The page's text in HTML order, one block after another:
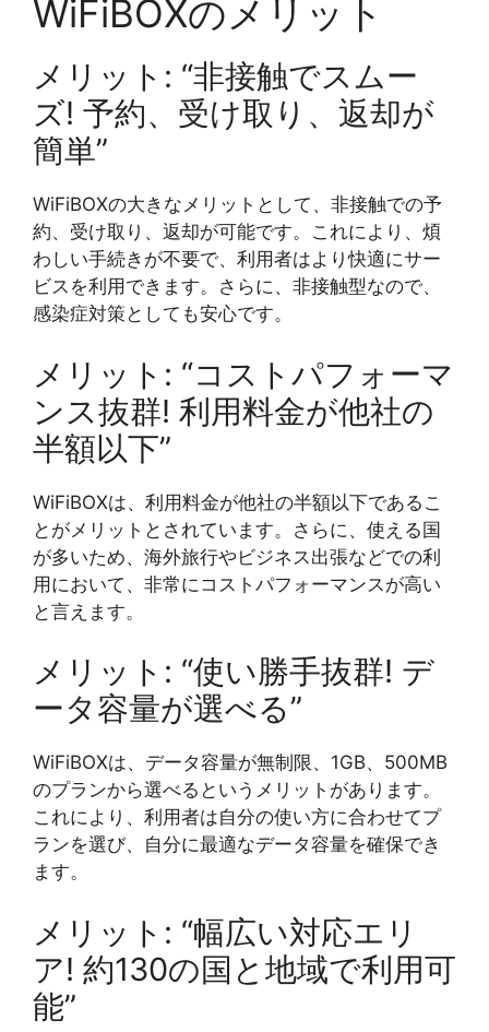
WiFiBOXのメリット
メリット: “非接触でスムー
ズ! 予約、受け取り、返却が
簡単”
WiFiBOXの大きなメリットとして、非接触での予
約、受け取り、返却が可能です。これにより、煩
わしい手続きが不要で、利用者はより快適にサー
ビスを利用できます。さらに、非接触型なので、
感染症対策としても安心です。
メリット: “コストパフォーマ
ンス抜群! 利用料金が他社の
半額以下”
WiFiBOXは、利用料金が他社の半額以下であるこ
とがメリットとされています。さらに、使える国
が多いため、海外旅行やビジネス出張などでの利
用において、非常にコストパフォーマンスが高い
と言えます。
メリット: “使い勝手抜群! デ
ータ容量が選べる”
WiFiBOXは、データ容量が無制限、1GB、500MB
のプランから選べるというメリットがあります。
これにより、利用者は自分の使い方に合わせてプ
ランを選び、自分に最適なデータ容量を確保でき
ます。
メリット: “幅広い対応エリ
ア! 約130の国と地域で利用可
能”